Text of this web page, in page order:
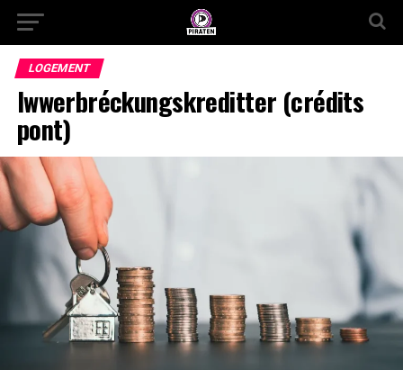
LOGEMENT
Iwwerbréckungskreditter (crédits
pont)